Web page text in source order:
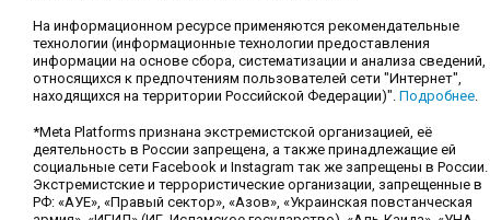
На информационном ресурсе применяются рекомендательные
технологии (информационные технологии предоставления
информации на основе сбора, систематизации и анализа сведений,
относящихся к предпочтениям пользователей сети "Интернет",
находящихся на территории Российской Федерации)". Подробнее
*Meta Platforms признана экстремистской организацией, её
деятельность в России запрещена, а также принадлежащие ей
социальные сети Facebook и Instagram так же запрещены в России.
Экстремистские и террористические организации, запрещенные в
РФ: «АУЕ», «Правый сектор», «Азов», «Украинская повстанческая